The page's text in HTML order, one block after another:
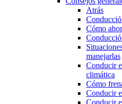
Atrás
Cómo
manejarlas
Conducir
climática
Cómo
Conducir